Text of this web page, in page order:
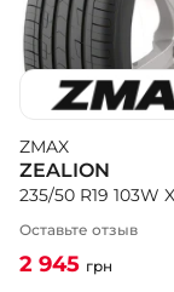
ZMAX
ZEALION
235/50 R19 103W
Оставьте отзыв
2 945 грн